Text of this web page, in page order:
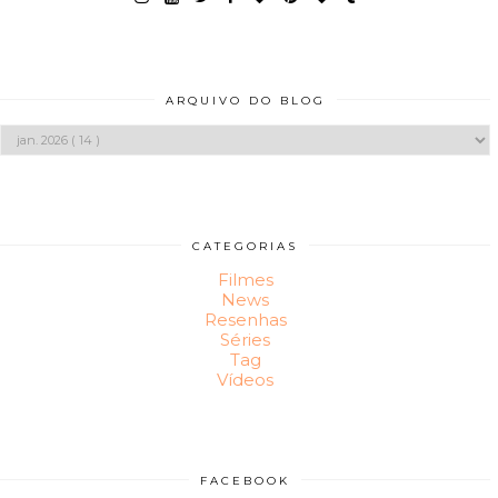
ARQUIVO DO BLOG
CATEGORIAS
Filmes
News
Resenhas
Séries
Tag
Vídeos
FACEBOOK